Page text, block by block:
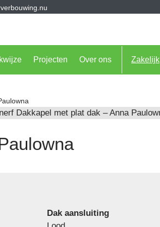
Projecten Over ons Zakelijk
Dak aansluiting